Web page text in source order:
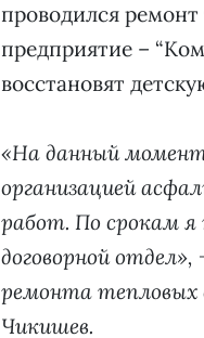
проводился
предприятие –
восстановят
«На данный момент
организацией
работ. По срокам
договорной
ремонта тепловых
Чикишев.